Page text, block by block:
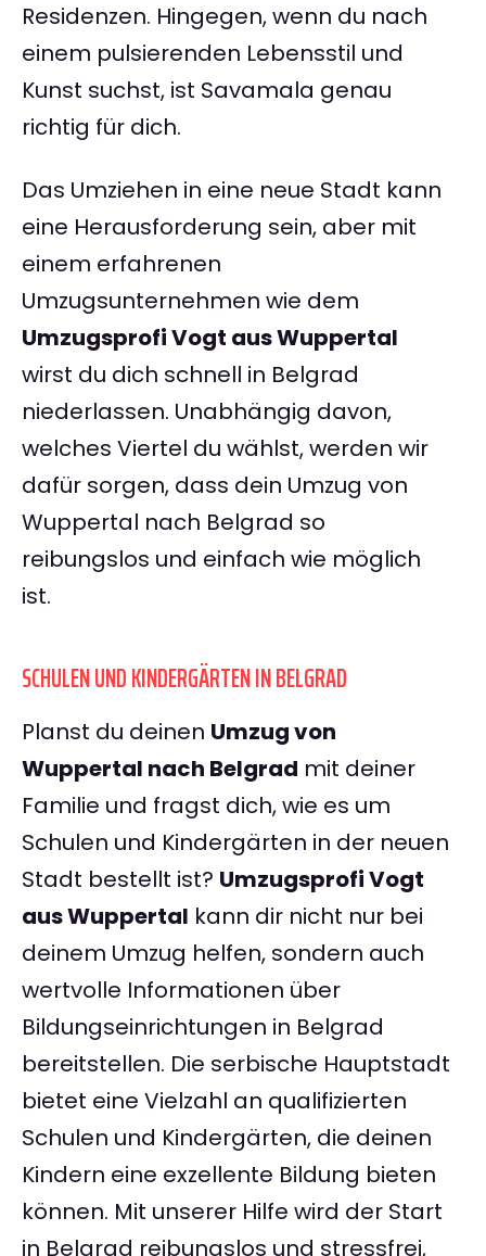
Residenzen. Hingegen, wenn du nach
einem pulsierenden Lebensstil und
Kunst suchst, ist Savamala genau
richtig für dich.
Das Umziehen in eine neue Stadt kann
eine Herausforderung sein, aber mit
einem erfahrenen
Umzugsunternehmen wie dem
Umzugsprofi Vogt aus Wuppertal
wirst du dich schnell in Belgrad
niederlassen. Unabhängig davon,
welches Viertel du wählst, werden wir
dafür sorgen, dass dein Umzug von
Wuppertal nach Belgrad so
reibungslos und einfach wie möglich
ist.
SCHULEN UND KINDERGÄRTEN IN BELGRAD
Planst du deinen Umzug von
Wuppertal nach Belgrad mit deiner
Familie und fragst dich, wie es um
Schulen und Kindergärten in der neuen
Stadt bestellt ist? Umzugsprofi Vogt
aus Wuppertal kann dir nicht nur bei
deinem Umzug helfen, sondern auch
wertvolle Informationen über
Bildungseinrichtungen in Belgrad
bereitstellen. Die serbische Hauptstadt
bietet eine Vielzahl an qualifizierten
Schulen und Kindergärten, die deinen
Kindern eine exzellente Bildung bieten
können. Mit unserer Hilfe wird der Start
in Belgrad reibungslos und stressfrei,